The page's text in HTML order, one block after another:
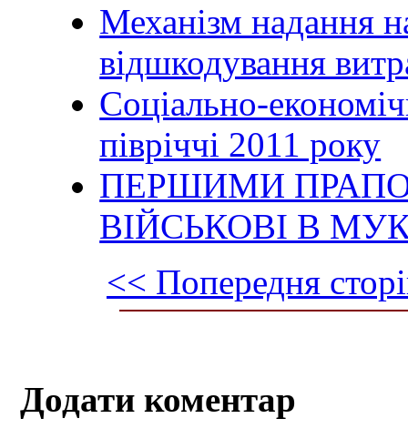
Механізм надання
відшкодування
Cоціально-
півріччі 2011 року
ПЕРШИМИ
ВІЙСЬКОВІ В
<< Попередня
Додати коментар